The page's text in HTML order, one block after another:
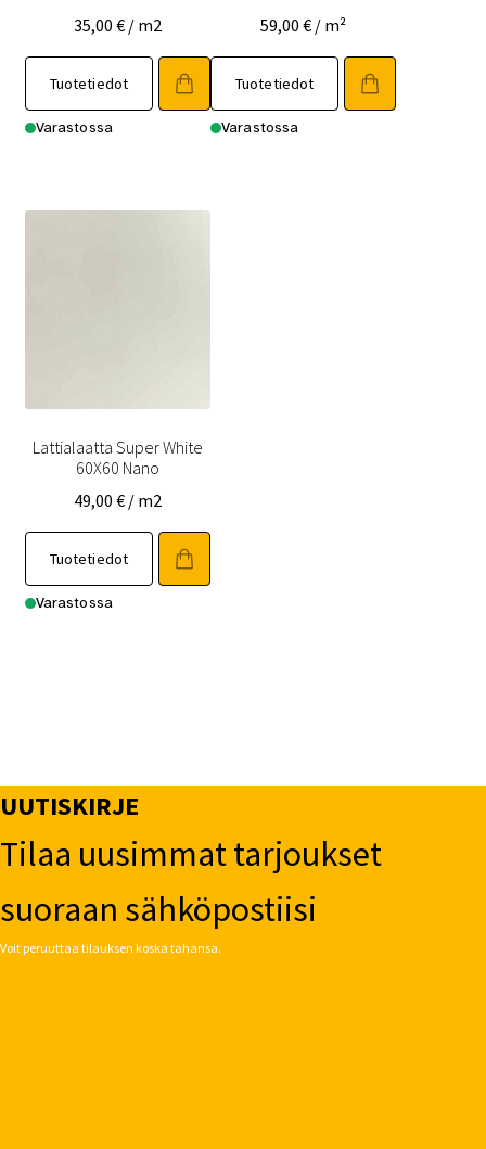
35,00 € / m2
Tuotetiedot
Varastossa
59,00€ / m²
Tuotetiedot
Varastossa
Lattialaatta Super White
60X60 Nano
49,00 € / m2
Tuotetiedot
Varastossa
UUTISKIRJE
Tilaa uusimmat tarjoukset
suoraan sähköpostiisi
Voit peruuttaa tilauksen koska tahansa.